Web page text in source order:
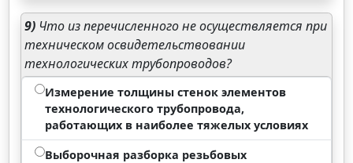
9) Что из перечисленного не осуществляется при
техническом освидетельствовании
технологических трубопроводов?
Измерение толщины стенок элементов
технологического трубопровода,
работающих в наиболее тяжелых условиях
Выборочная разборка резьбовых